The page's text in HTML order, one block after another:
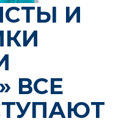
И
ВСЕ